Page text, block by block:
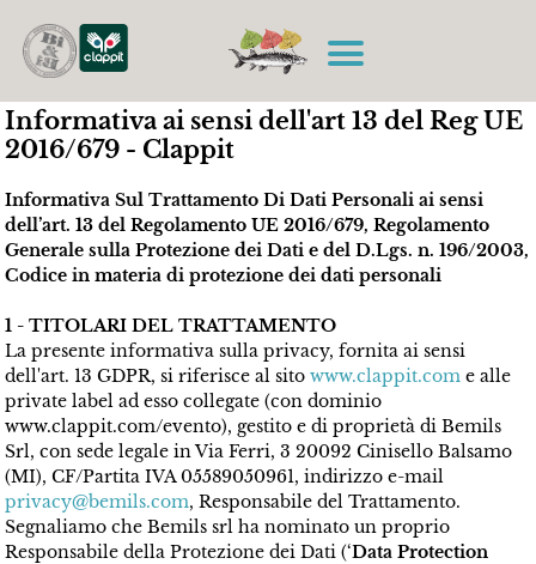
Informativa ai sensi dell'art 13 del Reg UE
2016/679 - Clappit
Informativa Sul Trattamento Di Dati Personali ai sensi
dell’art. 13 del Regolamento UE 2016/679, Regolamento
Generale sulla Protezione dei Dati e del D.Lgs. n. 196/2003,
Codice in materia di protezione dei dati personali
1 - TITOLARI DEL TRATTAMENTO
La presente informativa sulla privacy, fornita ai sensi
dell'art. 13 GDPR, si riferisce al sito www.clappit.com e alle
private label ad esso collegate (con dominio
www.clappit.com/evento), gestito e di proprietà di Bemils
Srl, con sede legale in Via Ferri, 3 20092 Cinisello Balsamo
(MI), CF/Partita IVA 05589050961, indirizzo e-mail
privacy@bemils.com, Responsabile del Trattamento.
Segnaliamo che Bemils srl ha nominato un proprio
Responsabile della Protezione dei Dati (‘Data Protection